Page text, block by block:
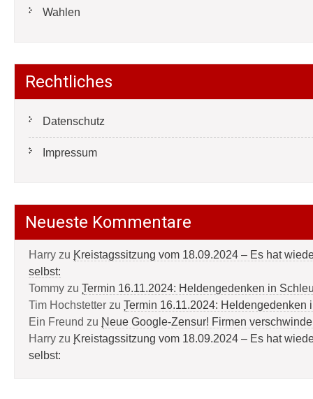
Wahlen
Rechtliches
Datenschutz
Impressum
Neueste Kommentare
Harry zu Kreistagssitzung vom 18.09.2024 – Es hat
selbst:
Tommy zu Termin 16.11.2024: Heldengedenken in
Tim Hochstetter zu Termin 16.11.2024: Heldengedenken
Ein Freund zu Neue Google-Zensur! Firmen
Harry zu Kreistagssitzung vom 18.09.2024 – Es hat
selbst: